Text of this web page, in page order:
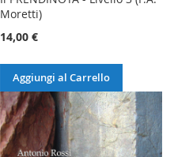
Moretti)
14,00 €
Aggiungi al Carrello